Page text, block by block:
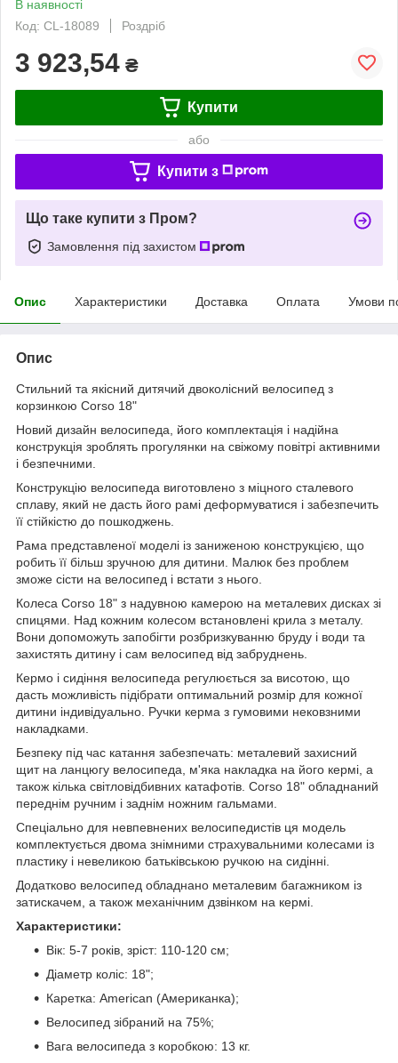
В наявності
Код: CL-18089
Роздріб
3 923,54 ₴
Купити
або
Купити з
Що таке купити з Пром?
Замовлення під захистом
Опис Характеристики Доставка Оплата Умови
Опис
Cтильний та якісний дитячий двоколісний велосипед з
корзинкою Corso 18"
Новий дизайн велосипеда, його комплектація і надійна
конструкція зроблять прогулянки на свіжому повітрі активними
і безпечними.
Конструкцію велосипеда виготовлено з міцного сталевого
сплаву, який не дасть його рамі деформуватися і забезпечить
її стійкістю до пошкоджень.
Рама представленої моделі із заниженою конструкцією, що
робить її більш зручною для дитини. Малюк без проблем
зможе сісти на велосипед і встати з нього.
Колеса Corso 18" з надувною камерою на металевих дисках зі
спицями. Над кожним колесом встановлені крила з металу.
Вони допоможуть запобігти розбризкуванню бруду і води та
захистять дитину і сам велосипед від забруднень.
Кермо і сидіння велосипеда регулюється за висотою, що
дасть можливість підібрати оптимальний розмір для кожної
дитини індивідуально. Ручки керма з гумовими нековзними
накладками.
Безпеку під час катання забезпечать: металевий захисний
щит на ланцюгу велосипеда, м'яка накладка на його кермі, а
також кілька світловідбивних катафотів. Corso 18" обладнаний
переднім ручним і заднім ножним гальмами.
Спеціально для невпевнених велосипедистів ця модель
комплектується двома знімними страхувальними колесами із
пластику і невеликою батьківською ручкою на сидінні.
Додатково велосипед обладнано металевим багажником із
затискачем, а також механічним дзвінком на кермі.
Характеристики:
Вік: 5-7 років, зріст: 110-120 см;
Діаметр коліс: 18";
Каретка: American (Американка);
Велосипед зібраний на 75%;
Вага велосипеда з коробкою: 13 кг.